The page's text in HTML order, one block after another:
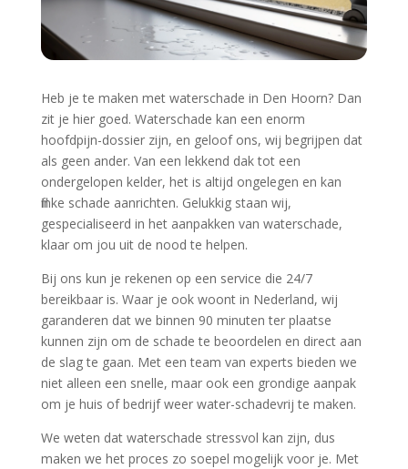
Heb je te maken met waterschade in Den Hoorn? Dan
zit je hier goed.​ Waterschade kan een enorm
hoofdpijn-dossier zijn, en geloof ons, wij begrijpen dat
als geen ander.​ Van een lekkend dak tot een
ondergelopen kelder, het is altijd ongelegen en kan
flinke schade aanrichten.​ Gelukkig staan wij,
gespecialiseerd in het aanpakken van waterschade,
klaar om jou uit de nood te helpen.​
Bij ons kun je rekenen op een service die 24/7
bereikbaar is.​ Waar je ook woont in Nederland, wij
garanderen dat we binnen 90 minuten ter plaatse
kunnen zijn om de schade te beoordelen en direct aan
de slag te gaan.​ Met een team van experts bieden we
niet alleen een snelle, maar ook een grondige aanpak
om je huis of bedrijf weer water-schadevrij te maken.​
We weten dat waterschade stressvol kan zijn, dus
maken we het proces zo soepel mogelijk voor je.​ Met